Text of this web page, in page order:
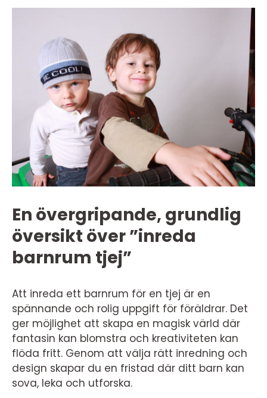
En övergripande, grundlig
översikt över ”inreda
barnrum tjej”
Att inreda ett barnrum för en tjej är en
spännande och rolig uppgift för föräldrar. Det
ger möjlighet att skapa en magisk värld där
fantasin kan blomstra och kreativiteten kan
flöda fritt. Genom att välja rätt inredning och
design skapar du en fristad där ditt barn kan
sova, leka och utforska.